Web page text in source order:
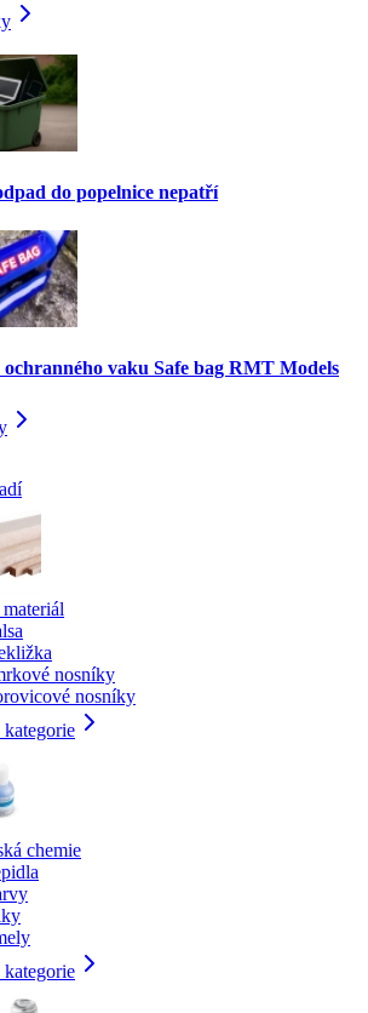
do popelnice nepatří
ochranného vaku Safe bag RMT Models
nosníky
nosníky
chemie